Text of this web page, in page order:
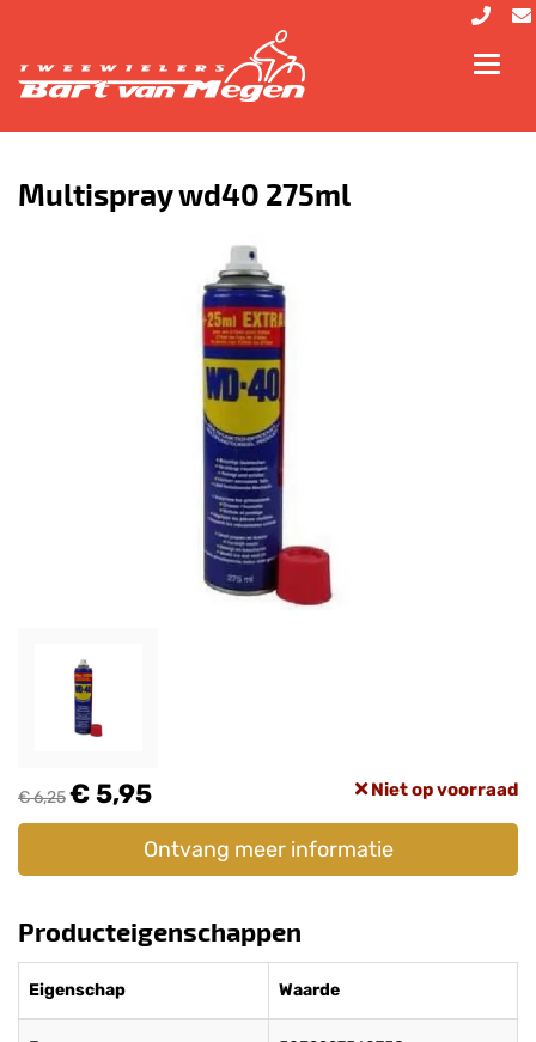
Multispray wd40 275ml
€ 6,25€ 5,95 Niet op voorraad
Ontvang meer informatie
Producteigenschappen
Eigenschap Waarde